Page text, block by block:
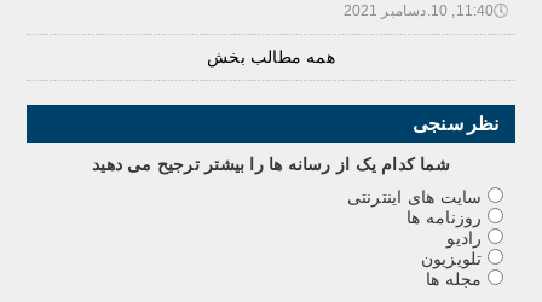
🕔11:40, 10.دسامبر 2021
همه مطالب بخش
نظر سنجی
شما کدام يک از رسانه ها را بيشتر ترجيح می دهيد
سایت های اینترنتی
روزنامه ها
رادیو
تلویزیون
مجله ها